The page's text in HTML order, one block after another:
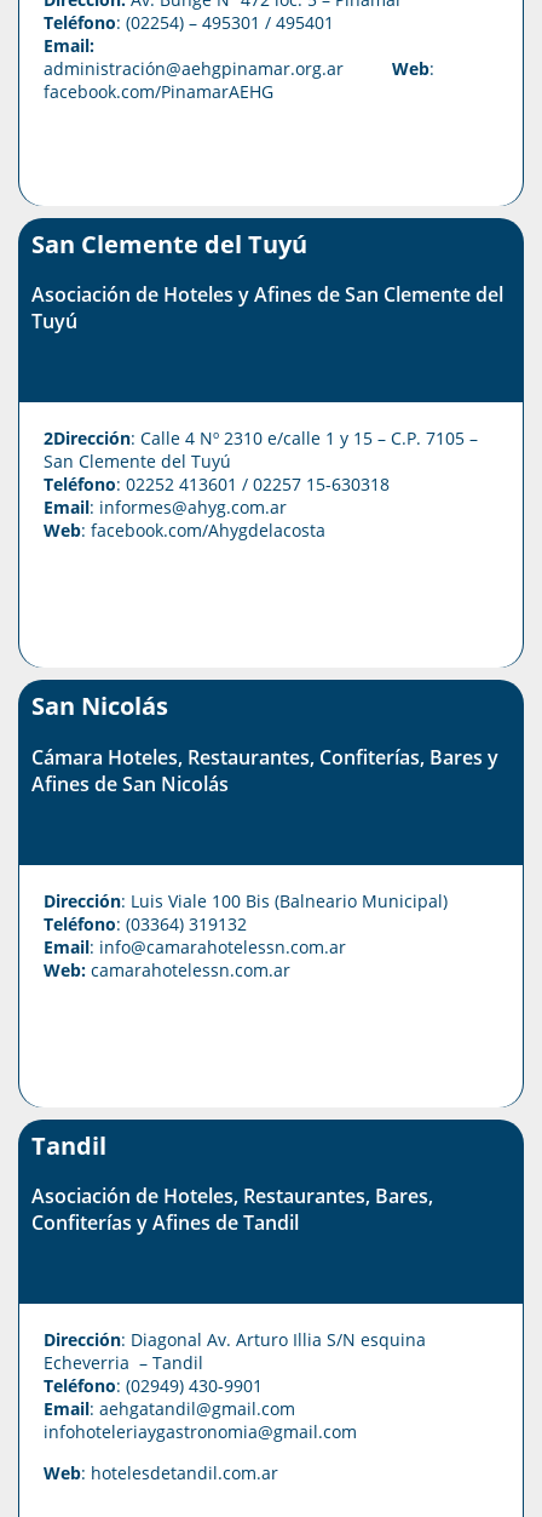
Teléfono: (02254) – 495301 / 495401
Email:
administración@aehgpinamar.org.ar Web:
facebook.com/PinamarAEHG
San Clemente del Tuyú
Asociación de Hoteles y Afines de San Clemente del
Tuyú
2Dirección: Calle 4 Nº 2310 e/calle 1 y 15 – C.P. 7105 –
San Clemente del Tuyú
Teléfono: 02252 413601 / 02257 15-630318
Email: informes@ahyg.com.ar
Web: facebook.com/Ahygdelacosta
San Nicolás
Cámara Hoteles, Restaurantes, Confiterías, Bares y
Afines de San Nicolás
Dirección: Luis Viale 100 Bis (Balneario Municipal)
Teléfono: (03364) 319132
Email: info@camarahotelessn.com.ar
Web: camarahotelessn.com.ar
Tandil
Asociación de Hoteles, Restaurantes, Bares,
Confiterías y Afines de Tandil
Dirección: Diagonal Av. Arturo Illia S/N esquina
Echeverria – Tandil
Teléfono: (02949) 430-9901
Email: aehgatandil@gmail.com
infohoteleriaygastronomia@gmail.com
Web: hotelesdetandil.com.ar